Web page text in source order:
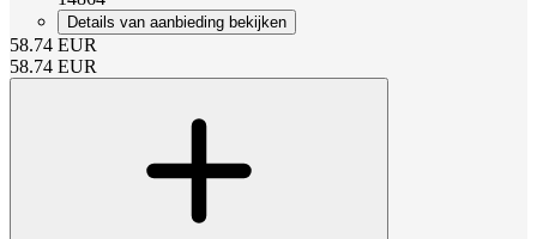
Details van aanbieding bekijken
58.74 EUR
58.74 EUR